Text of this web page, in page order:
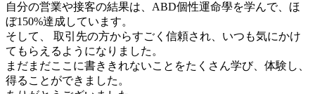
自分の営業や接客の結果は、ABD個性運命學を学んで、ほ
ぼ150%達成しています。
そして、 取引先の方からすごく信頼され、いつも気にかけ
てもらえるようになりました。
まだまだここに書ききれないことをたくさん学び、体験し、
得ることができました。